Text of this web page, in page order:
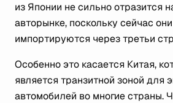
из Японии не сильно отразится
авторынке, поскольку сейчас
импортируются через третьи
Особенно это касается Китая,
является транзитной зоной для
автомобилей во многие страны.